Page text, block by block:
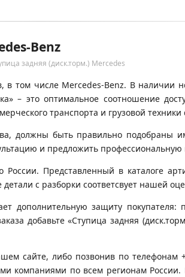
Benz
задняя (диск.торм.) Mercedes
в том числе Mercedes-Benz. В наличии
– это оптимальное соотношение
транспорта и грузовой
должны быть правильно подобраны
и предложить
Представленный в каталоге
с разборки соответсвует нашей
дополнительную защиту
добавьте «Ступица задняя
сайте, либо позвонив по телефонам
компаниями по всем регионам